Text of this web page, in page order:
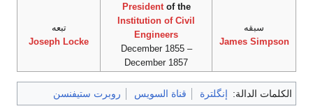
سبقه
James Simpson
Presidentof the
Institution of Civil
Engineers
December 1855 –
December 1857
تبعه
Joseph Locke
الكلمات الدالة: إنگلترة قناة السويس روبرت ستيفنسن